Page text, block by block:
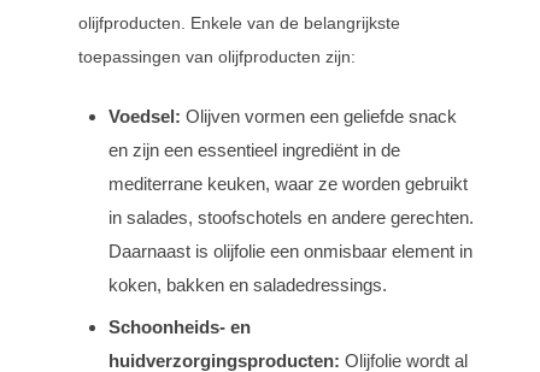
olijfproducten. Enkele van de belangrijkste
toepassingen van olijfproducten zijn:
Voedsel: Olijven vormen een geliefde snack
en zijn een essentieel ingrediënt in de
mediterrane keuken, waar ze worden gebruikt
in salades, stoofschotels en andere gerechten.
Daarnaast is olijfolie een onmisbaar element in
koken, bakken en saladedressings.
Schoonheids- en
huidverzorgingsproducten: Olijfolie wordt al